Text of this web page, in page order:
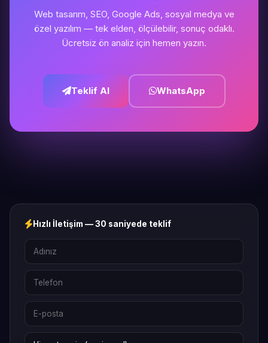
Web tasarım, SEO, Google Ads, sosyal medya ve
özel yazılım — tek elden, ölçülebilir, sonuç odaklı.
Ücretsiz ön analiz için hemen yazın.
Teklif Al WhatsApp
Hızlı İletişim — 30 saniyede teklif